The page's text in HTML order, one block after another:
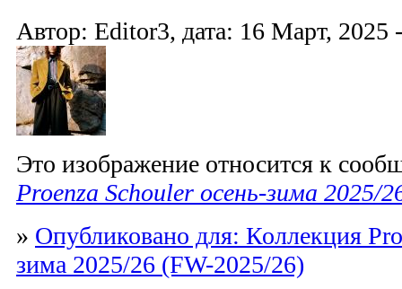
Автор: Editor3, дата: 16 Март, 2025
Это изображение относится к
Proenza Schouler осень-зима 2025/
» Опубликовано для: Коллекция
зима 2025/26 (FW-2025/26)